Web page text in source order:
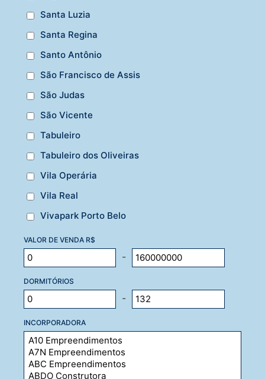
Santa Luzia
Santa Regina
Santo Antônio
São Francisco de Assis
São Judas
São Vicente
Tabuleiro
Tabuleiro dos Oliveiras
Vila Operária
Vila Real
Vivapark Porto Belo
VALOR DE VENDA R$
-
DORMITÓRIOS
-
INCORPORADORA